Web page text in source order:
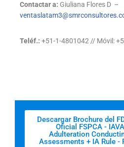
Contactar a: Giuliana Flores D –
Teléf.: +51-1-4801042 // Móvil:
Descargar Brochure del
Oficial FSPCA -
Adulteration
Assessments + IA Rule -